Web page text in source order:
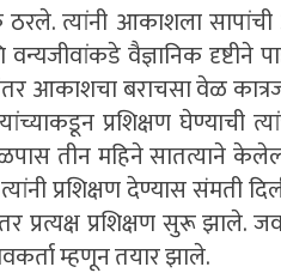
ठरले. त्यांनी आकाशला
वैज्ञानिक दृष्टीने
आकाशचा बराचसा वेळ
प्रशिक्षण घेण्याची
तीन महिने सातत्याने
प्रशिक्षण देण्यास संमती
प्रत्यक्ष प्रशिक्षण सुरू
म्हणून तयार झाले.